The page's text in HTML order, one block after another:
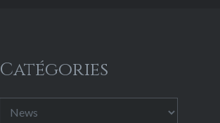
Catégories